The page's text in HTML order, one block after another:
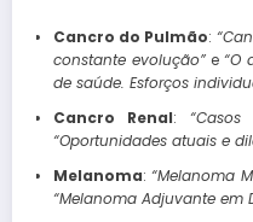
Cancro do Pulmão:
constante evolução”e “O
de saúde. Esforços
Cancro Renal:
“Oportunidades atuais e
Melanoma: “Melanoma
“Melanoma Adjuvante em